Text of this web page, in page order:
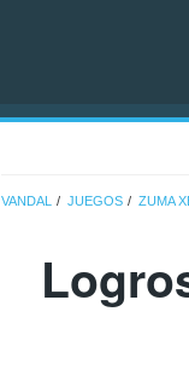
VANDAL JUEGOS ZUMA